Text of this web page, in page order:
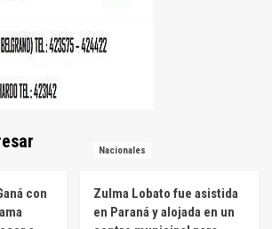
con
Nacionales
Zulma Lobato fue asistida
en Paraná y alojada en un